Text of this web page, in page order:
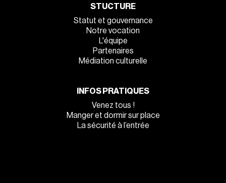
STUCTURE
Statut et gouvernance
Notre vocation
L'équipe
Partenaires
Médiation culturelle
INFOS PRATIQUES
Venez tous !
Manger et dormir sur place
La sécurité à l’entrée